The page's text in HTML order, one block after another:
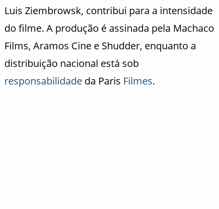
Luis Ziembrowsk, contribui para a intensidade
do filme. A produção é assinada pela Machaco
Films, Aramos Cine e Shudder, enquanto a
distribuição nacional está sob
responsabilidadeda Paris Filmes.